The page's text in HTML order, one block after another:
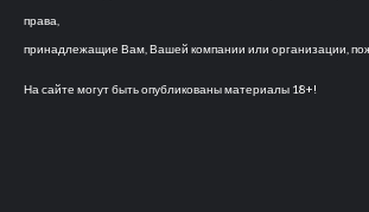
права,
принадлежащие Вам, Вашей компании или организации,
На сайте могут быть опубликованы материалы 18+!